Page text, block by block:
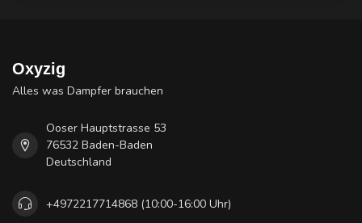
Oxyzig
Alles was Dampfer brauchen
Ooser Hauptstrasse 53
76532 Baden-Baden
Deutschland
+4972217714868 (10:00-16:00 Uhr)